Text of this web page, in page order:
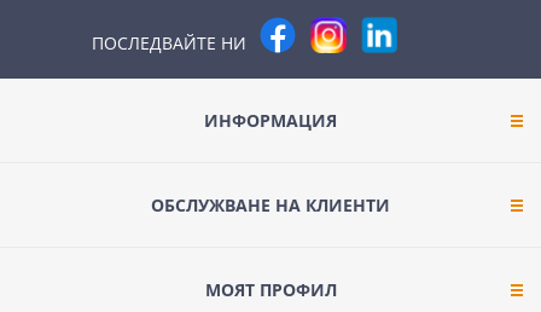
ПОСЛЕДВАЙТЕ НИ
ИНФОРМАЦИЯ
ОБСЛУЖВАНЕ НА КЛИЕНТИ
МОЯТ ПРОФИЛ